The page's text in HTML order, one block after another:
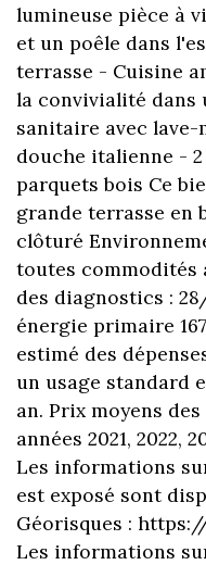
lumineuse pièce à
et un poêle dans
terrasse - Cuisine
la convivialité dans
sanitaire avec lave-
douche italienne -
parquets bois Ce
grande terrasse en
clôturé
toutes commodités
des diagnostics :
énergie primaire
estimé des
un usage standard
an. Prix moyens
années 2021, 2022,
Les informations
est exposé sont
Géorisques :
Les informations